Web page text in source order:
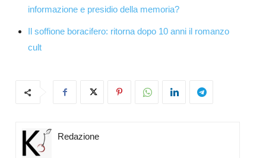
informazione e presidio della memoria?
Il soffione boracifero: ritorna dopo 10 anni il romanzo
cult
Redazione